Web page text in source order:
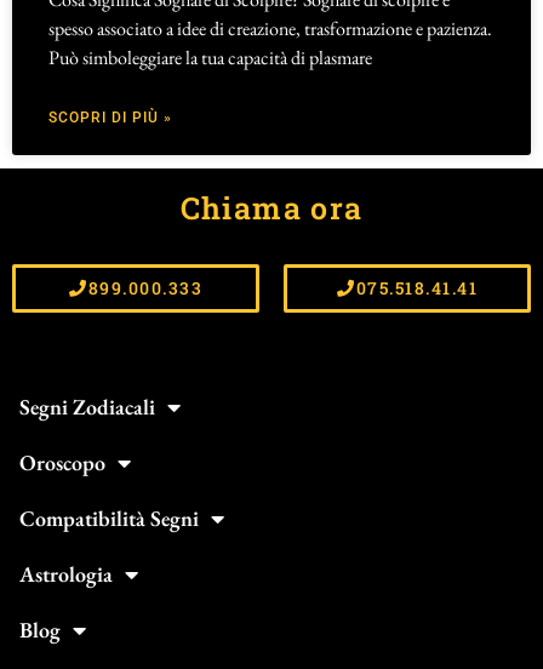
spesso associato a idee di creazione, trasformazione e pazienza.
Può simboleggiare la tua capacità di plasmare
SCOPRI DI PIÙ »
Chiama ora
899.000.333 075.518.41.41
Segni Zodiacali
Oroscopo
Compatibilità Segni
Astrologia
Blog